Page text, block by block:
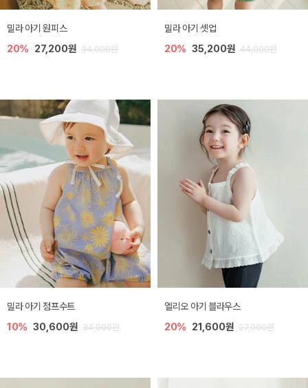
밀라 아기 원피스
20% 27,200원 34,000원
밀라 아기 셋업
20% 35,200원 44,000원
밀라 아기 점프수트
10% 30,600원 34,000원
엘리오 아기 블라우스
20% 21,600원 27,000원